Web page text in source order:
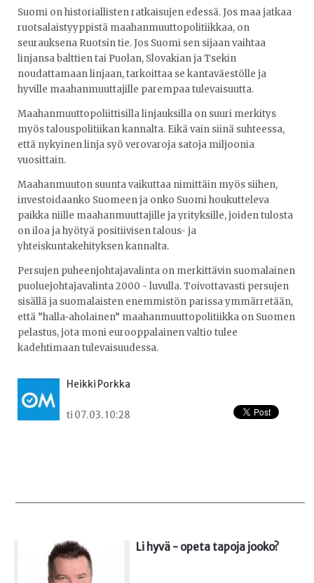
Suomi on historiallisten ratkaisujen edessä. Jos maa jatkaa
ruotsalaistyyppistä maahanmuuttopolitiikkaa, on
seurauksena Ruotsin tie. Jos Suomi sen sijaan vaihtaa
linjansa balttien tai Puolan, Slovakian ja Tsekin
noudattamaan linjaan, tarkoittaa se kantaväestölle ja
hyville maahanmuuttajille parempaa tulevaisuutta.
Maahanmuuttopoliittisilla linjauksilla on suuri merkitys
myös talouspolitiikan kannalta. Eikä vain siinä suhteessa,
että nykyinen linja syö verovaroja satoja miljoonia
vuosittain.
Maahanmuuton suunta vaikuttaa nimittäin myös siihen,
investoidaanko Suomeen ja onko Suomi houkutteleva
paikka niille maahanmuuttajille ja yrityksille, joiden tulosta
on iloa ja hyötyä positiivisen talous- ja
yhteiskuntakehityksen kannalta.
Persujen puheenjohtajavalinta on merkittävin suomalainen
puoluejohtajavalinta 2000 - luvulla. Toivottavasti persujen
sisällä ja suomalaisten enemmistön parissa ymmärretään,
että ”halla-aholainen” maahanmuuttopolitiikka on Suomen
pelastus, jota moni eurooppalainen valtio tulee
kadehtimaan tulevaisuudessa.
Heikki Porkka
ti 07.03. 10:28
Li hyvä - opeta tapoja jooko?